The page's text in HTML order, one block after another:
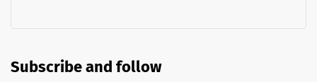
Subscribe and follow